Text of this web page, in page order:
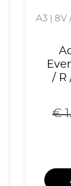
A3 | 8V
/ R
€